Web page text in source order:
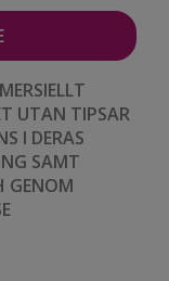
UTAN TIPSAR
I DERAS
SAMT
GENOM